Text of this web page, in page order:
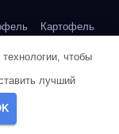
Картофель
Картофельчтобы
лучший